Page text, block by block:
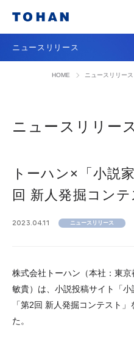
ニュースリリース
HOME ニュースリリース
ニュースリリー
トーハン×「小説
回 新人発掘コン
2023.04.11 ニュースリリース
株式会社トーハン（本社：東
敏貴）は、小説投稿サイト「
「第2回 新人発掘コンテスト
た。